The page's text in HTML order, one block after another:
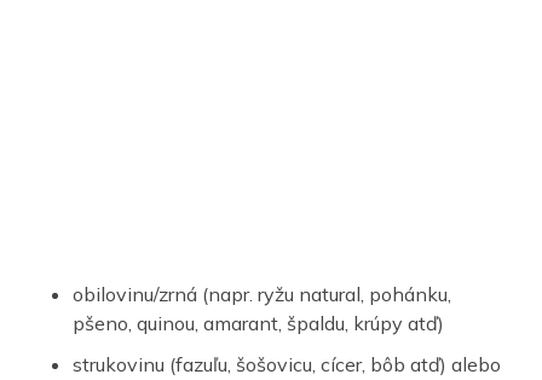
obilovinu/zrná (napr. ryžu natural, pohánku,
pšeno, quinou, amarant, špaldu, krúpy atď)
strukovinu (fazuľu, šošovicu, cícer, bôb atď) alebo